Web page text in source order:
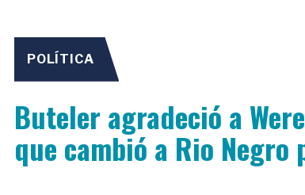
POLÍTICA
Buteler agradeció a
que cambió a Rio Negro